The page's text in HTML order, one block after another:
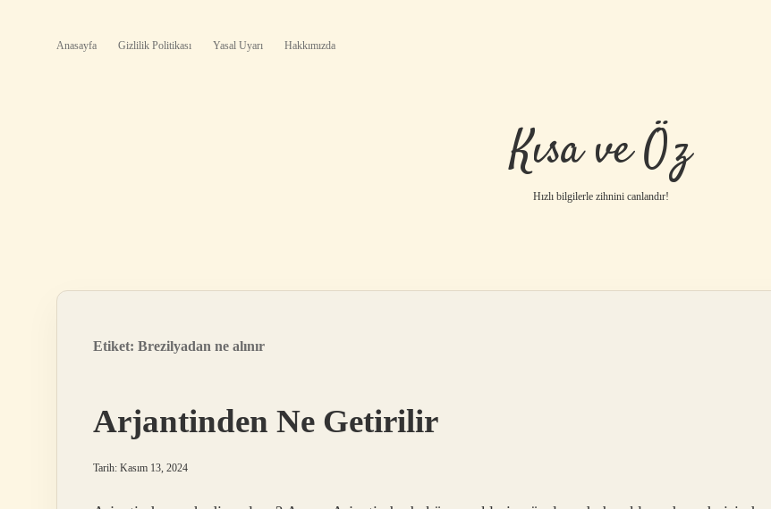
Anasayfa Gizlilik Politikası Yasal Uyarı Hakkımızda
Kısa ve Öz
Hızlı bilgilerle zihnini canlandır!
Etiket: Brezilyadan ne alınır
Arjantinden Ne Getirilir
Tarih: Kasım 13, 2024